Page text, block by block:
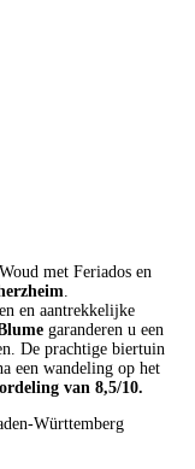
met Feriados en
.
en aantrekkelijke
garanderen u een
De prachtige biertuin
een wandeling op het
van 8,5/10.
Württemberg